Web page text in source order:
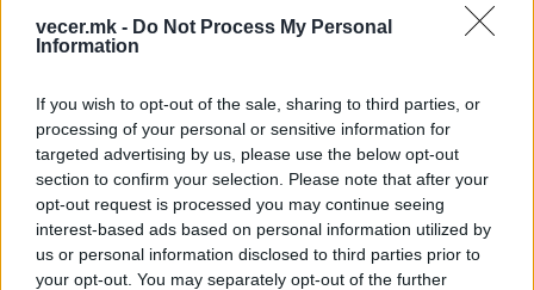
vecer.mk - Do Not Process My Personal
Information
If you wish to opt-out of the sale, sharing to third parties, or
processing of your personal or sensitive information for
targeted advertising by us, please use the below opt-out
section to confirm your selection. Please note that after your
opt-out request is processed you may continue seeing
interest-based ads based on personal information utilized by
us or personal information disclosed to third parties prior to
your opt-out. You may separately opt-out of the further
јавноста. Државата испраќа јасна порака дека
јавните ресурси се за јавна употреба, а не за
систем за јавен увид и контрола, се
поставуваат повисоки стандарди на
интегритет и одговорност во работењето на
сите институции, беше нагласено во
соопштението од СОЗР.
© Vecer.mk, правата за текстот се на редакцијата